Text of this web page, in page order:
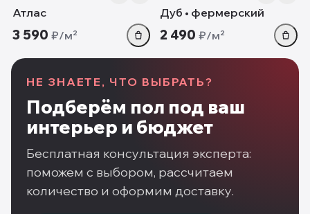
Атлас
3 590 ₽/м²
Дуб • фермерский
2 490 ₽/м²
НЕ ЗНАЕТЕ, ЧТО ВЫБРАТЬ?
Подберём пол под ваш
интерьер и бюджет
Бесплатная консультация эксперта:
поможем с выбором, рассчитаем
количество и оформим доставку.